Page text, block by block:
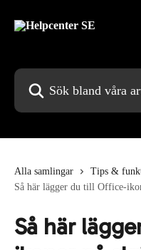
Sök bland våra artiklar …
Alla samlingar
Tips &
Så här lägger du till Office-
Så här